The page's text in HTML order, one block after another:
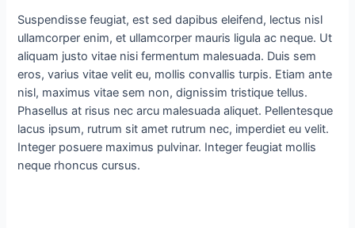
Suspendisse feugiat, est sed dapibus eleifend, lectus nisl
ullamcorper enim, et ullamcorper mauris ligula ac neque. Ut
aliquam justo vitae nisi fermentum malesuada. Duis sem
eros, varius vitae velit eu, mollis convallis turpis. Etiam ante
nisl, maximus vitae sem non, dignissim tristique tellus.
Phasellus at risus nec arcu malesuada aliquet. Pellentesque
lacus ipsum, rutrum sit amet rutrum nec, imperdiet eu velit.
Integer posuere maximus pulvinar. Integer feugiat mollis
neque rhoncus cursus.